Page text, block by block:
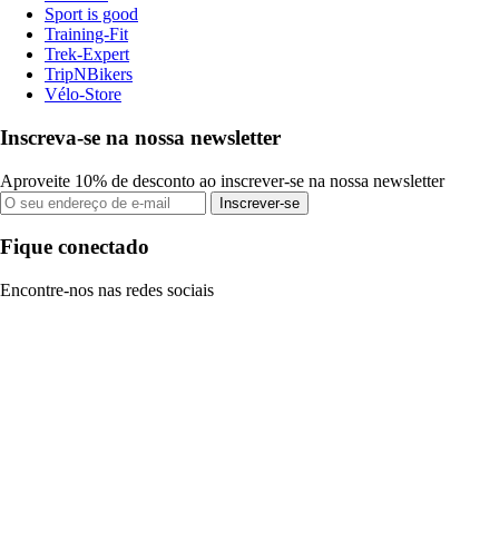
Sport is good
Training-Fit
Trek-Expert
TripNBikers
Vélo-Store
Inscreva-se na nossa newsletter
Aproveite 10% de desconto ao inscrever-se na nossa newsletter
Inscrever-se
Fique conectado
Encontre-nos nas redes sociais